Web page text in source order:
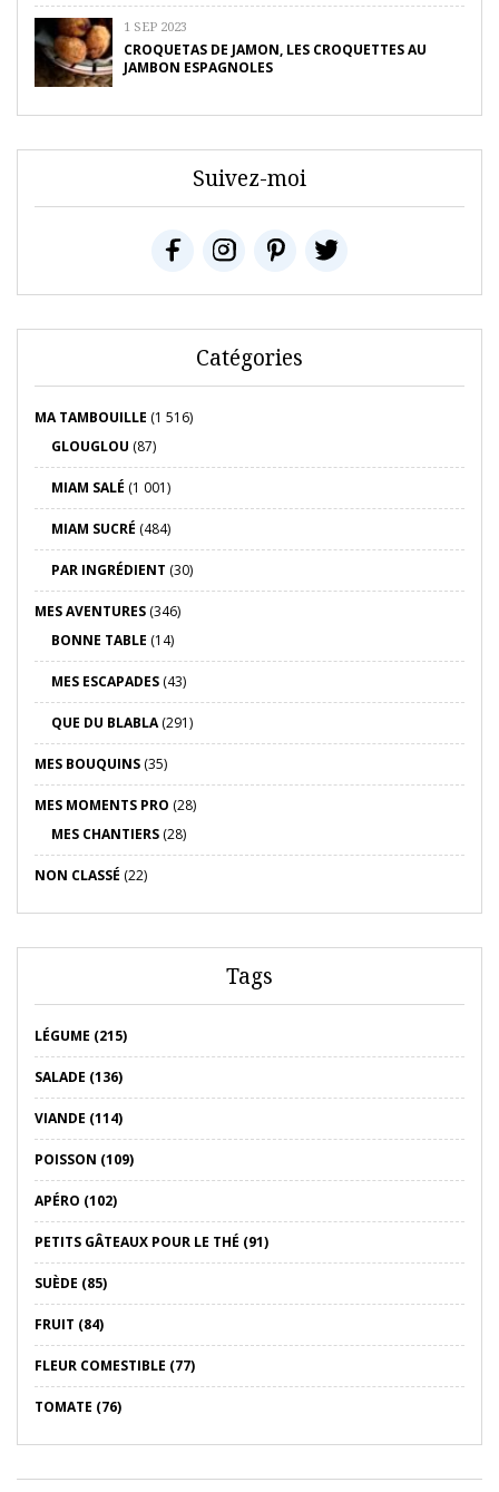
1 SEP 2023
CROQUETAS DE JAMON, LES CROQUETTES AU
JAMBON ESPAGNOLES
Suivez-moi
Catégories
MA TAMBOUILLE (1 516)
GLOUGLOU (87)
MIAM SALÉ (1 001)
MIAM SUCRÉ (484)
PAR INGRÉDIENT (30)
MES AVENTURES (346)
BONNE TABLE (14)
MES ESCAPADES (43)
QUE DU BLABLA(291)
MES BOUQUINS (35)
MES MOMENTS PRO (28)
MES CHANTIERS (28)
NON CLASSÉ (22)
Tags
LÉGUME (215)
SALADE (136)
VIANDE (114)
POISSON (109)
APÉRO (102)
PETITS GÂTEAUX POUR LE THÉ (91)
SUÈDE (85)
FRUIT (84)
FLEUR COMESTIBLE (77)
TOMATE (76)